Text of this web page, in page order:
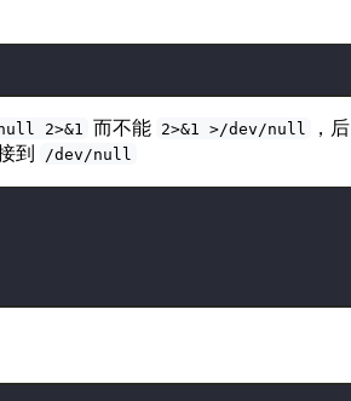
2>&1 而不能 2>&1 >/dev/null
，后
到 /dev/null